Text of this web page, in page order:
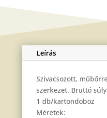
Leírás
Szivacsozott,
szerkezet. Bruttó
1 db/kartondoboz
Méretek: